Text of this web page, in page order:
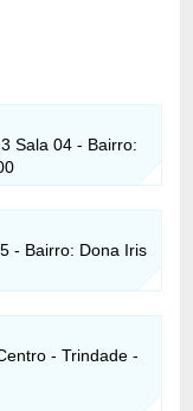
Sala 04 - Bairro:
- Bairro: Dona Iris
- Trindade -